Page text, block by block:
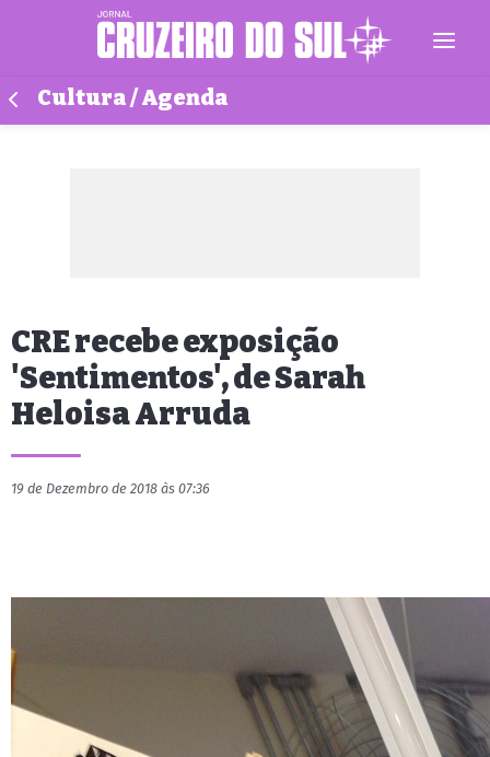
Cultura / Agenda
CRE recebe exposição
'Sentimentos', de Sarah
Heloisa Arruda
19 de Dezembro de 2018 às 07:36